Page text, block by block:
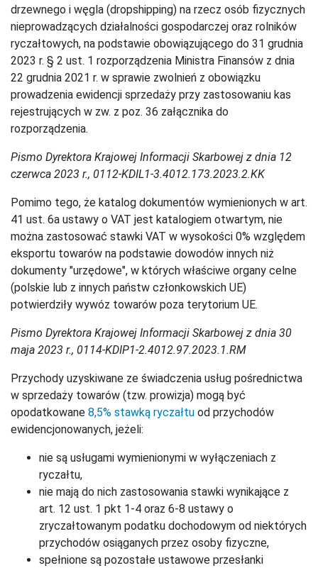
drzewnego i węgla (dropshipping) na rzecz osób fizycznych
nieprowadzących działalności gospodarczej oraz rolników
ryczałtowych, na podstawie obowiązującego do 31 grudnia
2023 r. § 2 ust. 1 rozporządzenia Ministra Finansów z dnia
22 grudnia 2021 r. w sprawie zwolnień z obowiązku
prowadzenia ewidencji sprzedaży przy zastosowaniu kas
rejestrujących w zw. z poz. 36 załącznika do
rozporządzenia.
Pismo Dyrektora Krajowej Informacji Skarbowej z dnia 12
czerwca 2023 r., 0112-KDIL1-3.4012.173.2023.2.KK
Pomimo tego, że katalog dokumentów wymienionych w art.
41 ust. 6a ustawy o VAT jest katalogiem otwartym, nie
można zastosować stawki VAT w wysokości 0% względem
eksportu towarów na podstawie dowodów innych niż
dokumenty "urzędowe", w których właściwe organy celne
(polskie lub z innych państw członkowskich UE)
potwierdziły wywóz towarów poza terytorium UE.
Pismo Dyrektora Krajowej Informacji Skarbowej z dnia 30
maja 2023 r., 0114-KDIP1-2.4012.97.2023.1.RM
Przychody uzyskiwane ze świadczenia usług pośrednictwa
w sprzedaży towarów (tzw. prowizja) mogą być
opodatkowane 8,5% stawką ryczałtu od przychodów
ewidencjonowanych, jeżeli:
nie są usługami wymienionymi w wyłączeniach z
ryczałtu,
nie mają do nich zastosowania stawki wynikające z
art. 12 ust. 1 pkt 1-4 oraz 6-8 ustawy o
zryczałtowanym podatku dochodowym od niektórych
przychodów osiąganych przez osoby fizyczne,
spełnione są pozostałe ustawowe przesłanki